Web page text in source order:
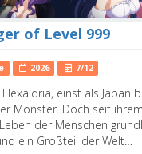
of Level 999
2026 7/12
einst als Japan
Monster. Doch seit
der Menschen
ein Großteil der Welt…